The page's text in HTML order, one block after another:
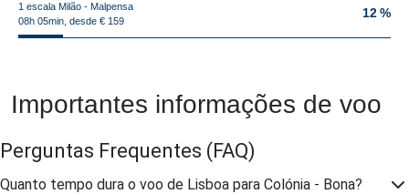
1 escala Milão - Malpensa
08h 05min, desde € 159
12 %
Importantes informações de voo
Perguntas Frequentes (FAQ)
Quanto tempo dura o voo de Lisboa para Colónia - Bona?